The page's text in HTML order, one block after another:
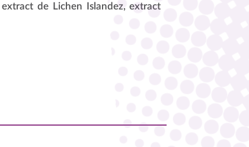
de Lichen Islandez, extract